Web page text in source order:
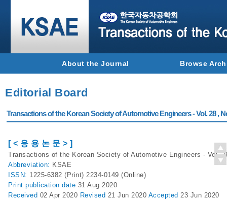
About the Journal Browse
Editorial Board
Transactions of the Korean Society of Automotive Engineers - Vol. 28 ,
[ < 응 용 논 문 > ]
Transactions of the Korean Society of Automotive Engineers - Vol.
Abbreviation: KSAE
ISSN: 1225-6382 (Print) 2234-0149 (Online)
Print publication date 31 Aug 2020
Received 02 Apr 2020 Revised 21 Jun 2020 Accepted 23 Jun 2020